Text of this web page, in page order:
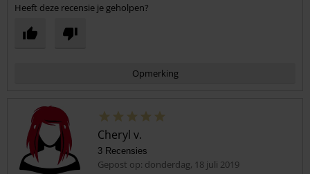
Heeft deze recensie je geholpen?
Opmerking
Cheryl v.
3 Recensies
Gepost op: donderdag, 18 juli 2019